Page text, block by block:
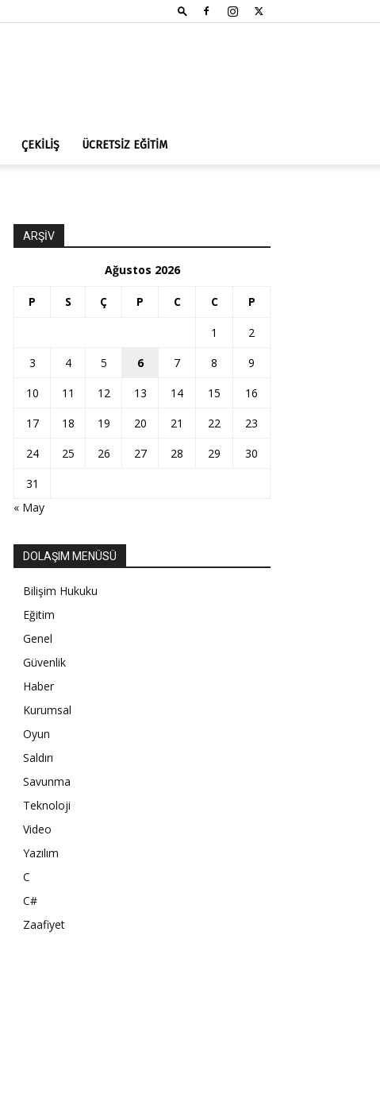
ÇEKİLİŞ ÜCRETSİZ EĞİTİM
ARŞİV
Ağustos 2026
P S Ç P C C P
1
2
3
4 5 6 7 8
9
10
11 12 13 14 15
16
17
18 19 20 21 22
23
24
25 26 27 28 29
30
31
« May
DOLAŞIM MENÜSÜ
Bilişim Hukuku
Eğitim
Genel
Güvenlik
Haber
Kurumsal
Oyun
Saldırı
Savunma
Teknoloji
Video
Yazılım
C
C#
Zaafiyet